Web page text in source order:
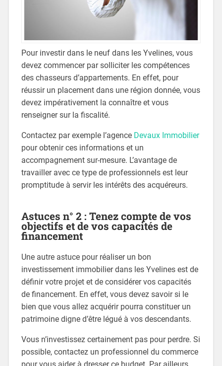
Pour investir dans le neuf dans les Yvelines, vous
devez commencer par solliciter les compétences
des chasseurs d’appartements. En effet, pour
réussir un placement dans une région donnée, vous
devez impérativement la connaître et vous
renseigner sur la fiscalité.
Contactez par exemple l’agence Devaux Immobilier
pour obtenir ces informations et un
accompagnement sur-mesure. L’avantage de
travailler avec ce type de professionnels est leur
promptitude à servir les intérêts des acquéreurs.
Astuces n° 2 : Tenez compte de vos
objectifs et de vos capacités de
financement
Une autre astuce pour réaliser un bon
investissement immobilier dans les Yvelines est de
définir votre projet et de considérer vos capacités
de financement. En effet, vous devez savoir si le
bien que vous allez acquérir pourra constituer un
patrimoine digne d’être légué à vos descendants.
Vous n’investissez certainement pas pour perdre. Si
possible, contactez un professionnel du commerce
pour vous aider à dresser ce budget. Par ailleurs,